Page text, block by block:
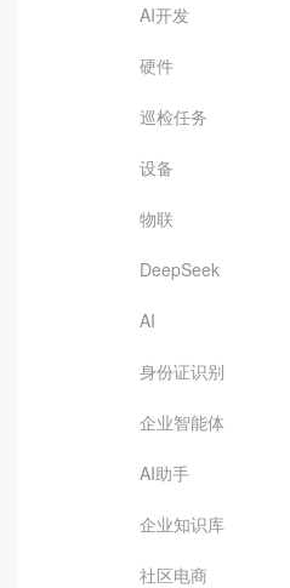
AI开发
硬件
巡检任务
设备
物联
DeepSeek
AI
身份证识别
企业智能体
AI助手
企业知识库
社区电商